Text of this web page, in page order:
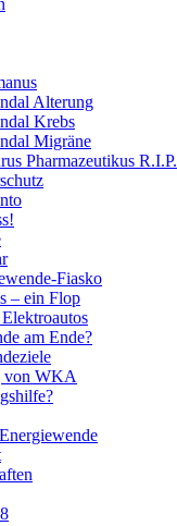
Alterung
Krebs
Migräne
Pharmazeutikus R.I.P.
Fiasko
– ein Flop
am Ende?
von WKA